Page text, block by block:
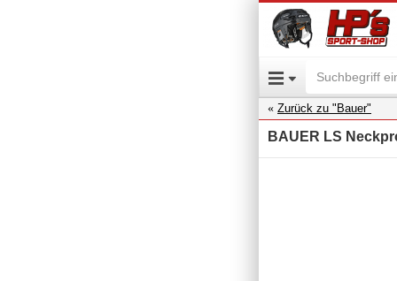
Zurück zu "Bauer"
BAUER LS